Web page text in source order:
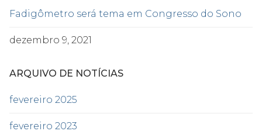
Fadigômetro será tema em Congresso do Sono
dezembro 9, 2021
ARQUIVO DE NOTÍCIAS
fevereiro 2025
fevereiro 2023